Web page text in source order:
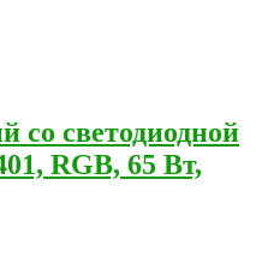
со светодиодной
RGB, 65 Вт,